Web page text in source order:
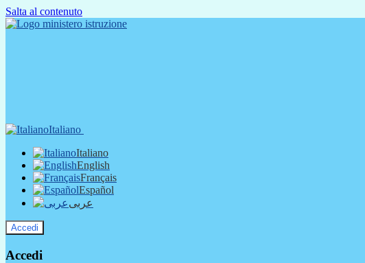
Salta al contenuto
Italiano
Italiano
English
Français
Español
عربى
Accedi
Accedi